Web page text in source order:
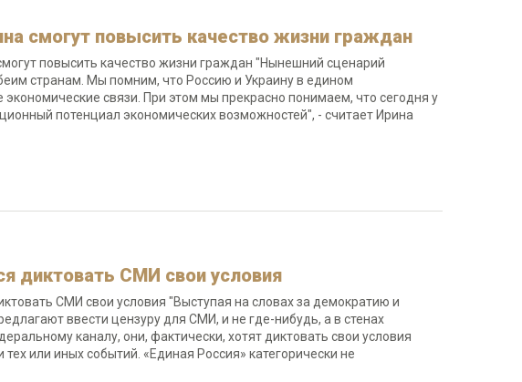
смогут повысить качество жизни граждан
повысить качество жизни граждан "Нынешний сценарий
странам. Мы помним, что Россию и Украину в едином
связи. При этом мы прекрасно понимаем, что сегодня у
потенциал экономических возможностей", - считает Ирина
диктовать СМИ свои условия
СМИ свои условия "Выступая на словах за демократию и
ввести цензуру для СМИ, и не где-нибудь, а в стенах
каналу, они, фактически, хотят диктовать свои условия
или иных событий. «Единая Россия» категорически не